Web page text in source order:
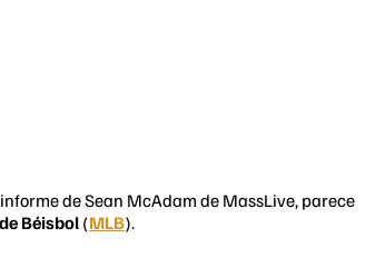
de Sean McAdam de MassLive, parece
Béisbol(MLB).